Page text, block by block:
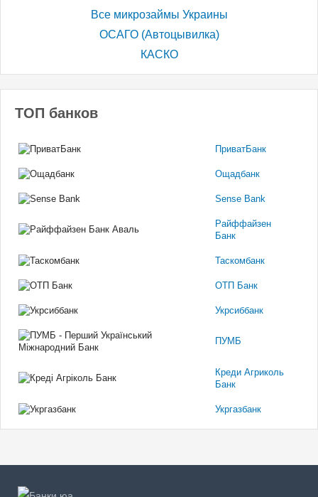
Все микрозаймы Украины
ОСАГО (Автоцывилка)
КАСКО
ТОП банков
ПриватБанк
Ощадбанк
Sense Bank
Райффайзен
Банк
Таскомбанк
ОТП Банк
Укрсиббанк
ПУМБ
Креди Агриколь
Банк
Укргазбанк